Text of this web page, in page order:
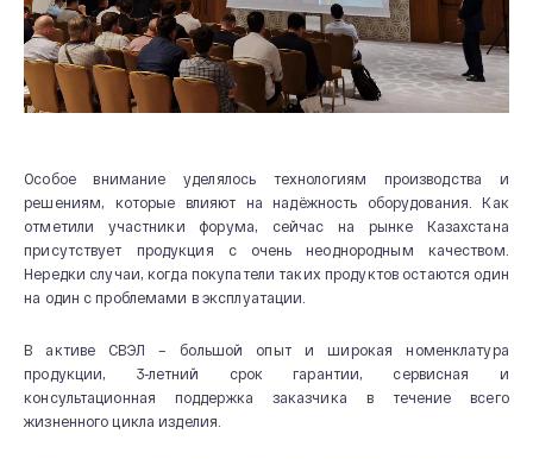
О КОМПАНИИ
Новости и мероприятия
История
Система качества
Охрана труда
20 лет СВЭЛ
Особое внимание уделялось технологиям производства и
решениям, которые влияют на надёжность оборудования. Как
отметили участники форума, сейчас на рынке Казахстана
присутствует продукция с очень неоднородным качеством.
Нередки случаи, когда покупатели таких продуктов остаются один
на один с проблемами в эксплуатации.
В активе СВЭЛ – большой опыт и широкая номенклатура
продукции, 3-летний срок гарантии, сервисная и
консультационная поддержка заказчика в течение всего
жизненного цикла изделия.